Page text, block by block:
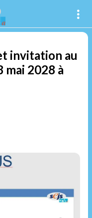
invitation au
mai 2028 à